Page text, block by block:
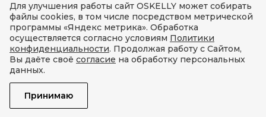
Для улучшения работы сайт OSKELLY может собирать
файлы cookies, в том числе посредством метрической
программы «Яндекс метрика». Обработка
осуществляется согласно условиям Политики
конфиденциальности. Продолжая работу с Сайтом,
Вы даёте своё согласие на обработку персональных
данных.
Принимаю